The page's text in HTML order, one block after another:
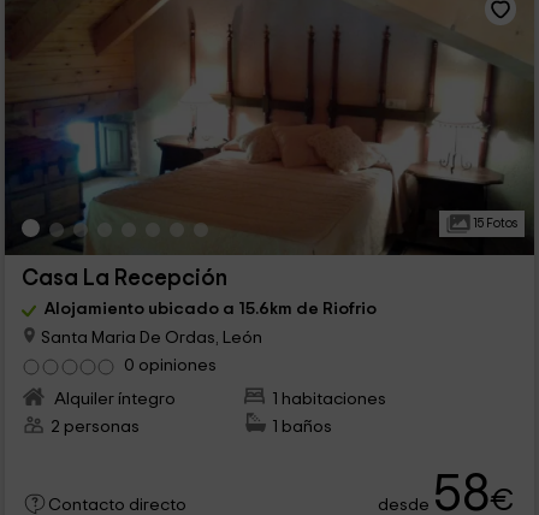
15 Fotos
Casa La Recepción
Alojamiento ubicado a 15.6km de Riofrio
Santa Maria De Ordas, León
0 opiniones
Alquiler íntegro
1 habitaciones
2 personas
1 baños
Contacto directo desde 58€